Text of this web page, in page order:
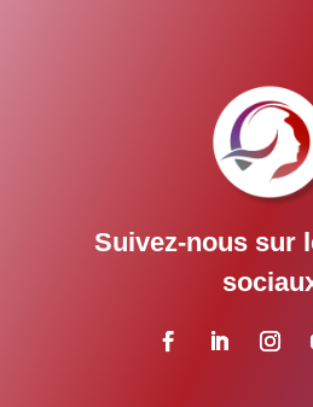
Suivez-nous sur